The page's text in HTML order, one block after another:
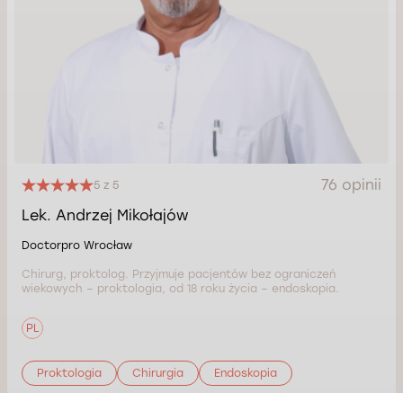
5 z 5
76 opinii
Lek. Andrzej Mikołajów
Doctorpro Wrocław
Chirurg, proktolog. Przyjmuje pacjentów bez ograniczeń
wiekowych – proktologia, od 18 roku życia – endoskopia.
PL
Proktologia Chirurgia Endoskopia